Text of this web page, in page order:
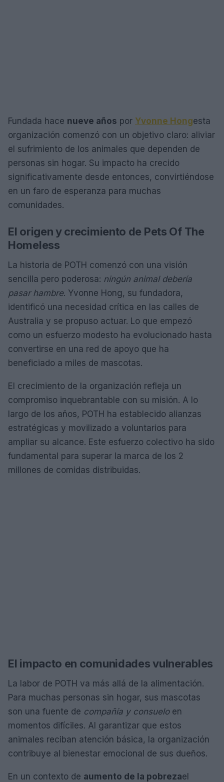
Fundada hace nueve años por Yvonne Hongesta
organización comenzó con un objetivo claro: aliviar
el sufrimiento de los animales que dependen de
personas sin hogar. Su impacto ha crecido
significativamente desde entonces, convirtiéndose
en un faro de esperanza para muchas
comunidades.
El origen y crecimiento de Pets Of The
Homeless
La historia de POTH comenzó con una visión
sencilla pero poderosa: ningún animal debería
pasar hambre. Yvonne Hong, su fundadora,
identificó una necesidad crítica en las calles de
Australia y se propuso actuar. Lo que empezó
como un esfuerzo modesto ha evolucionado hasta
convertirse en una red de apoyo que ha
beneficiado a miles de mascotas.
El crecimiento de la organización refleja un
compromiso inquebrantable con su misión. A lo
largo de los años, POTH ha establecido alianzas
estratégicas y movilizado a voluntarios para
ampliar su alcance. Este esfuerzo colectivo ha sido
fundamental para superar la marca de los 2
millones de comidas distribuidas.
El impacto en comunidades vulnerables
La labor de POTH va más allá de la alimentación.
Para muchas personas sin hogar, sus mascotas
son una fuente de compañía y consueloen
momentos difíciles. Al garantizar que estos
animales reciban atención básica, la organización
contribuye al bienestar emocional de sus dueños.
En un contexto de aumento de la pobrezael